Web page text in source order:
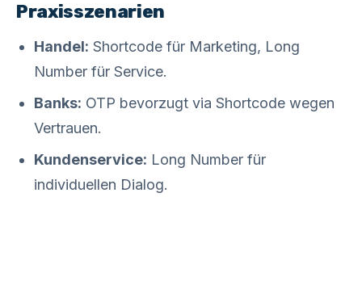
Praxisszenarien
Handel: Shortcode für Marketing, Long
Number für Service.
Banks: OTP bevorzugt via Shortcode wegen
Vertrauen.
Kundenservice: Long Number für
individuellen Dialog.